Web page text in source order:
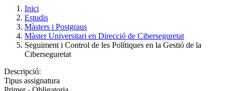
Inici
Estudis
Màsters i Postgraus
Màster Universitari en Direcció de Ciberseguretat
Seguiment i Control de les Polítiques en la Gestió de la
Ciberseguretat
Descripció:
Tipus assignatura